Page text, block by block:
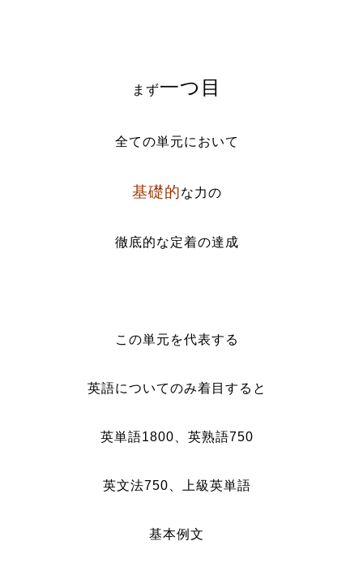
まず一つ目
全ての単元において
基礎的な力の
徹底的な定着の達成
この単元を代表する
英語についてのみ着目すると
英単語1800、英熟語750
英文法750、上級英単語
基本例文